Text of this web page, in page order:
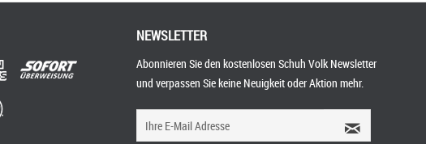
NEWSLETTER
Abonnieren Sie den kostenlosen Schuh Volk Newsletter
und verpassen Sie keine Neuigkeit oder Aktion mehr.